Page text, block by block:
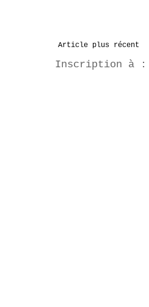
Article plus récent
Inscription à :